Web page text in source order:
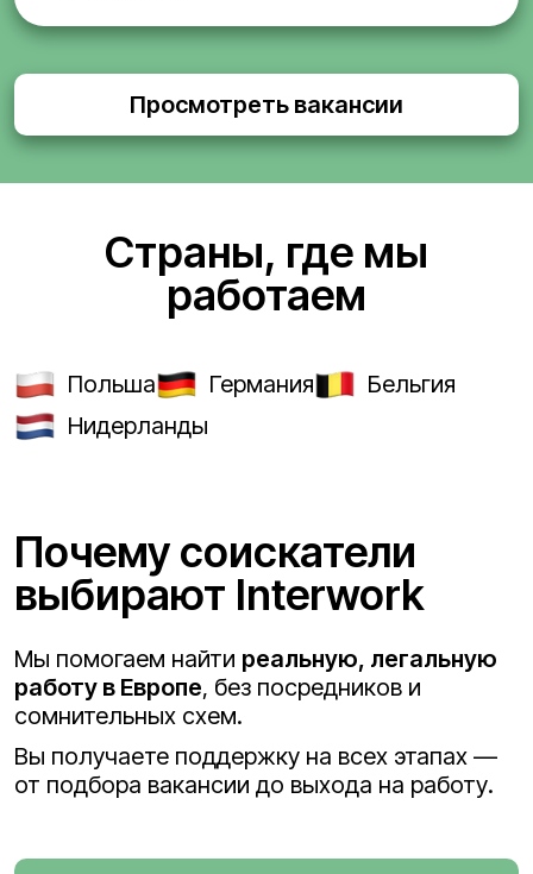
Просмотреть вакансии
Страны, где мы
работаем
Польша Германия
Бельгия
Нидерланды
Почему соискатели
выбирают Interwork
Мы помогаем найти реальную, легальную
работу в Европе, без посредников и
сомнительных схем.
Вы получаете поддержку на всех этапах —
от подбора вакансии до выхода на работу.